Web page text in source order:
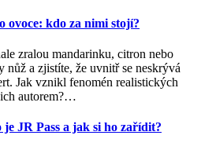
ovoce: kdo za nimi stojí?
zralou mandarinku, citron nebo
a zjistíte, že uvnitř se neskrývá
Jak vznikl fenomén realistických
autorem?…
JR Pass a jak si ho zařídit?